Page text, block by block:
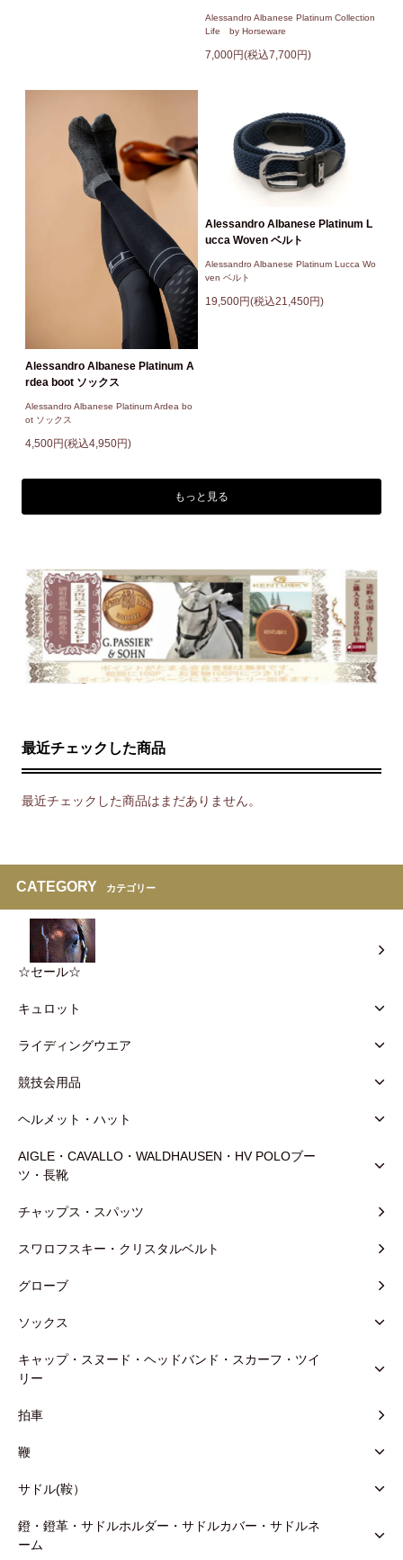
Alessandro Albanese Platinum Collection
Life by Horseware
7,000円(税込7,700円)
Alessandro Albanese Platinum A
rdea boot ソックス
Alessandro Albanese Platinum Ardea bo
ot ソックス
4,500円(税込4,950円)
Alessandro Albanese Platinum L
ucca Woven ベルト
Alessandro Albanese Platinum Lucca Wo
ven ベルト
19,500円(税込21,450円)
もっと見る
最近チェックした商品
最近チェックした商品はまだありません。
CATEGORY カテゴリー
☆セール☆
キュロット
ライディングウエア
競技会用品
ヘルメット・ハット
AIGLE・CAVALLO・WALDHAUSEN・HV POLOブー
ツ・長靴
チャップス・スパッツ
スワロフスキー・クリスタルベルト
グローブ
ソックス
キャップ・スヌード・ヘッドバンド・スカーフ・ツイ
リー
拍車
鞭
サドル(鞍）
鐙・鐙革・サドルホルダー・サドルカバー・サドルネ
ーム